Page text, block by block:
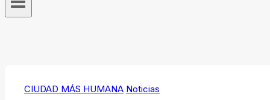
CIUDAD MÁS HUMANA Noticias